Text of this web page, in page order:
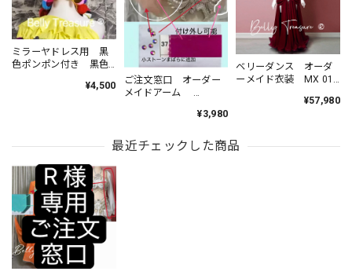
ミラーヤドレス用 黒
色ポンポン付き 黒色
¥4,500
ご注文窓口 オーダー
メイドアーム
¥3,980
ベリーダンス オーダ
ーメイド衣装 MX 014
¥57,980
最近チェックした商品